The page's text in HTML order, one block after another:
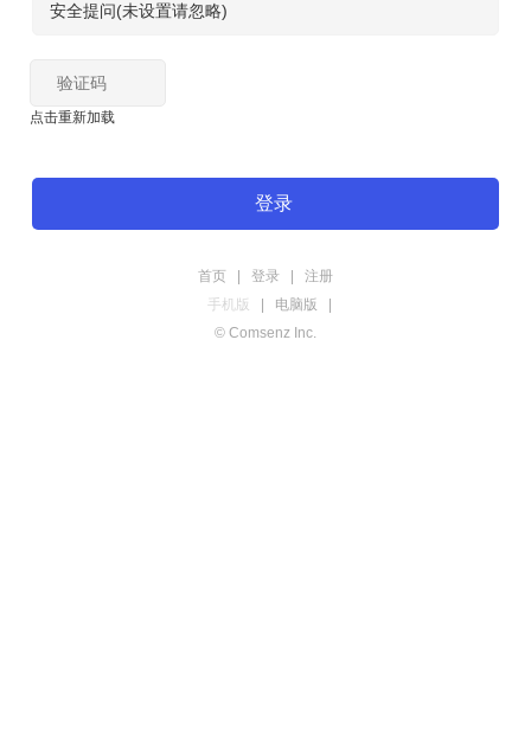
安全提问(未设置请忽略)
点击重新加载
登录
首页 登录
注册
手机版
电脑版
© Comsenz Inc.